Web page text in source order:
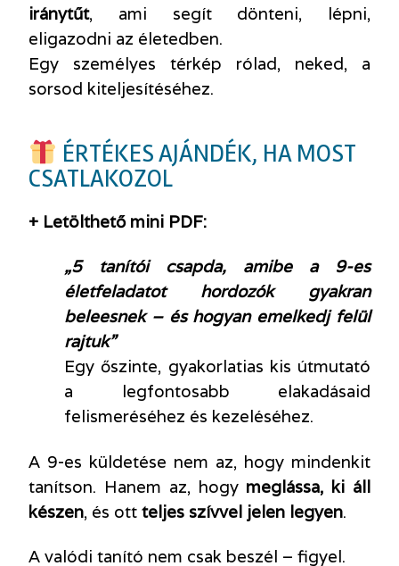
iránytűt, ami segít dönteni, lépni,
eligazodni az életedben.
Egy személyes térkép rólad, neked, a
sorsod kiteljesítéséhez.
ÉRTÉKES AJÁNDÉK, HA MOST
CSATLAKOZOL
+ Letölthető mini PDF:
„5 tanítói csapda, amibe a 9-es
életfeladatot hordozók gyakran
beleesnek – és hogyan emelkedj felül
rajtuk”
Egy őszinte, gyakorlatias kis útmutató
a legfontosabb elakadásaid
felismeréséhez és kezeléséhez.
A 9-es küldetése nem az, hogy mindenkit
tanítson. Hanem az, hogy meglássa, ki áll
készen, és ott teljes szívvel jelen legyen.
A valódi tanító nem csak beszél – figyel.